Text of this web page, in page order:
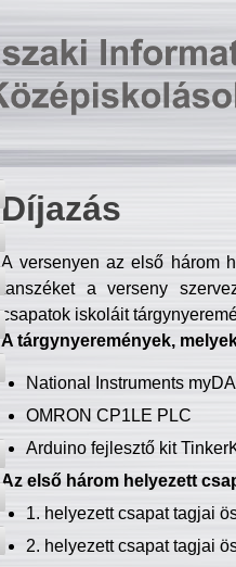
Díjazás
A versenyen az első három
tanszéket a verseny
csapatok iskoláit
A tárgynyeremények,
National Instruments
OMRON CP1LE PLC
Arduino fejlesztő kit
Az első három helyezett
1. helyezett csapat tagjai
2. helyezett csapat tagjai